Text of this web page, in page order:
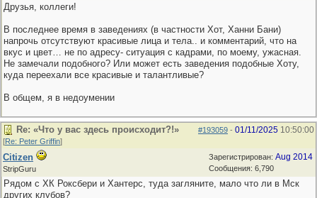
Друзья, коллеги!
В последнее время в заведениях (в частности Хот, Ханни Бани)
напрочь отсутствуют красивые лица и тела.. и комментарий, что на
вкус и цвет… не по адресу- ситуация с кадрами, по моему, ужасная.
Не замечали подобного? Или может есть заведения подобные Хоту,
куда переехали все красивые и талантливые?
В общем, я в недоумении
#193059 - 01/11/2025 10:50:00
Re: «Что у вас здесь происходит?!»
[Re: Peter Griffin]
Зарегистрирован: Aug 2014
Сообщения: 6,790
Citizen
StripGuru
Рядом с ХК Роксбери и Хантерс, туда загляните, мало что ли в Мск
других клубов?